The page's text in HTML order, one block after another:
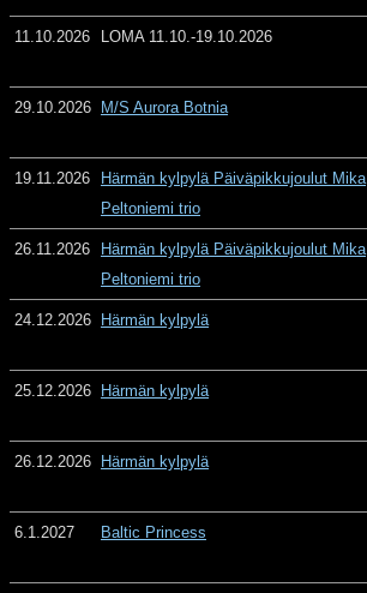
11.10.2026 LOMA 11.10.-19.10.2026
29.10.2026 M/S Aurora Botnia
19.11.2026
Härmän kylpylä Päiväpikkujoulut Mika
Peltoniemi trio
26.11.2026
Härmän kylpylä Päiväpikkujoulut Mika
Peltoniemi trio
24.12.2026 Härmän kylpylä
25.12.2026 Härmän kylpylä
26.12.2026 Härmän kylpylä
6.1.2027 Baltic Princess